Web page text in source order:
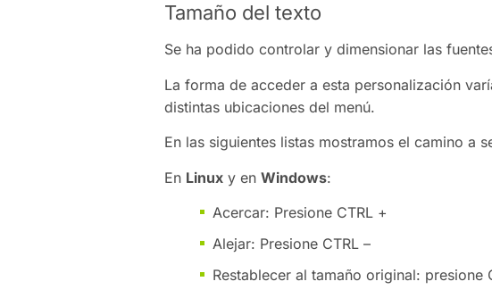
Tamaño del texto
Se ha podido controlar y dimensionar las
La forma de acceder a esta personalización
distintas ubicaciones del menú.
En las siguientes listas mostramos el camino a
En Linux y en Windows:
Acercar: Presione CTRL +
Alejar: Presione CTRL –
Restablecer al tamaño original: presione